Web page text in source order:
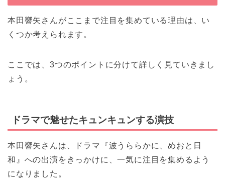
本田響矢さんがここまで注目を集めている理由は、い
くつか考えられます。
ここでは、3つのポイントに分けて詳しく見ていきまし
ょう。
ドラマで魅せたキュンキュンする演技
本田響矢さんは、ドラマ『波うららかに、めおと日
和』への出演をきっかけに、一気に注目を集めるよう
になりました。